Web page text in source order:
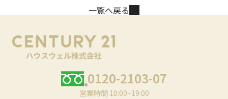
一覧へ戻る
0120-2103-07
営業時間 10:00~19:00